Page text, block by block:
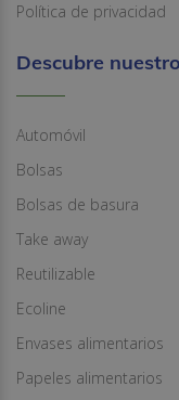
Política de privacidad
Descubre
Automóvil
Bolsas
Bolsas de basura
Take away
Reutilizable
Ecoline
Envases alimentarios
Papeles alimentarios